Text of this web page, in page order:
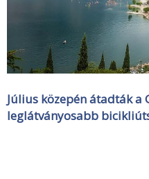
Július közepén átadták
leglátványosabb